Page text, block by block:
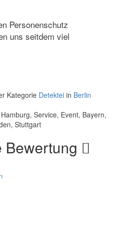
Personenschutz
uns seitdem viel
Kategorie Detektei in Berlin
Service, Event, Bayern,
Stuttgart
Bewertung